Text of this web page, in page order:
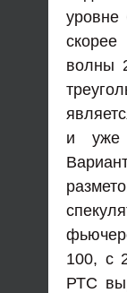
уровне
скорее
волны
и уже
100, с
РТС